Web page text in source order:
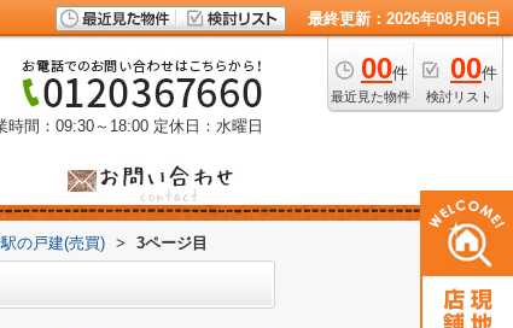
最終更新：2026年08月06日
00件
最近見た物件
00件
検討リスト
時間：09:30～18:00 定休日：水曜日
の戸建(売買) > 3ページ目